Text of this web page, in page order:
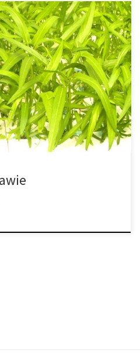
– jak stosować składniki
hydroponiczna staje się coraz
i profesjonalnych producentów
wysokie plony przy niskich
Jednym z